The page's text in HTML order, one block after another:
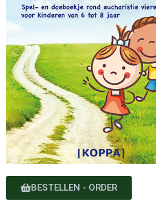
BESTELLEN - ORDER